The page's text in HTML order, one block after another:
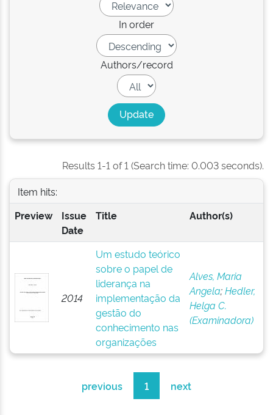
In order
Authors/record
Results 1-1 of 1 (Search time: 0.003 seconds).
Item hits:
Preview
Issue
Date
Title Author(s)
2014
Um estudo teórico
sobre o papel de
liderança na
implementação da
gestão do
conhecimento nas
organizações
Alves, Maria
Angela;Hedler,
Helga C.
(Examinadora)
previous 1 next